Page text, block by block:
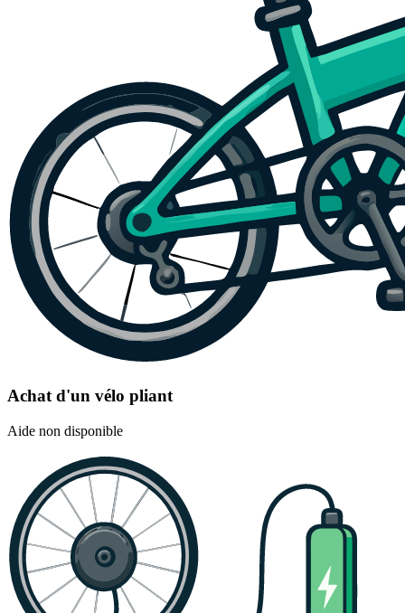
Achat d'un vélo pliant
Aide non disponible